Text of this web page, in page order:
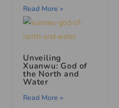
Read More »
Unveiling
Xuanwu: God of
the North and
Water
Read More »